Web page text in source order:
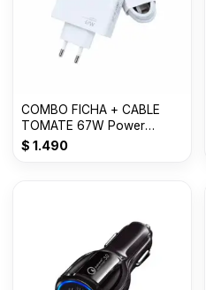
COMBO FICHA + CABLE
TOMATE 67W Power
Adapter Suit T-CH017
$ 1.490